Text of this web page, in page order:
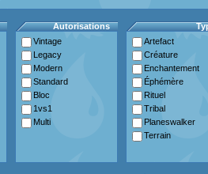
Autorisations
Vintage
Legacy
Modern
Standard
Bloc
1vs1
Multi
Artefact
Créature
Enchantement
Éphémère
Rituel
Tribal
Planeswalker
Terrain